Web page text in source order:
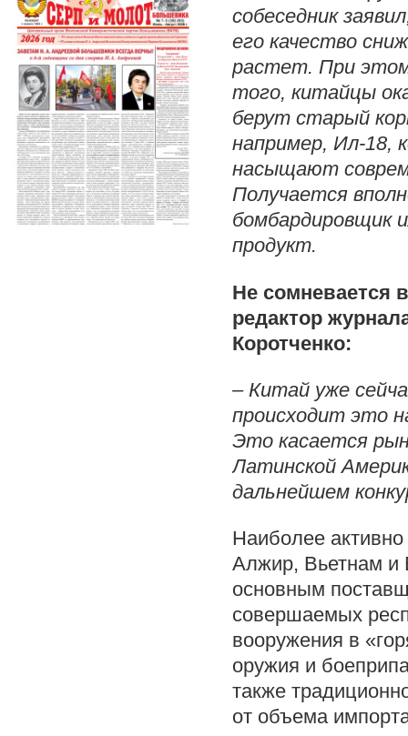
собеседник
его качество
растет. При этом
того, китайцы
берут старый
например, Ил-18,
насыщают
Получается
бомбардировщик
продукт.
Не сомневается
редактор
Коротченко:
– Китай уже
происходит это
Это касается
Латинской
дальнейшем
Наиболее
Алжир, Вьетнам и
основным
совершаемых
вооружения в
оружия и
также
от объема